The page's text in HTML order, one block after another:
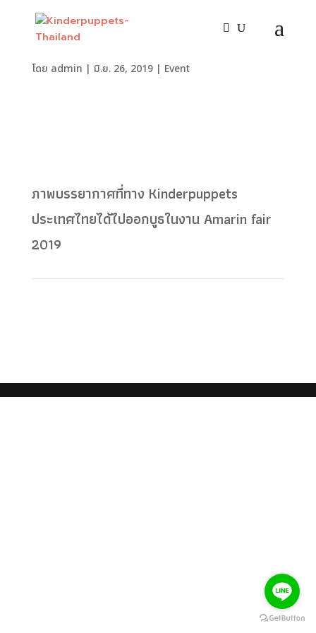
Amarin Fair
โดย admin | มิ.ย. 26, 2019| Event
ภาพบรรยากาศที่ทาง Kinderpuppets
ประเทศไทยได้ไปออกบูธในงาน Amarin fair
2019